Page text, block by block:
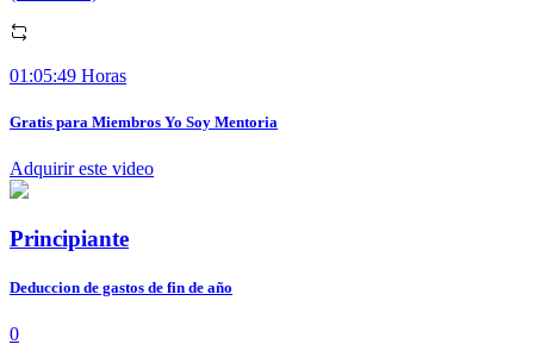
01:05:49 Horas
Gratis para Miembros Yo Soy Mentoria
Adquirir este video
Principiante
Deduccion de gastos de fin de año
0